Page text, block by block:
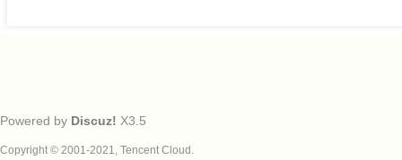
Powered by Discuz! X3.5
Copyright © 2001-2021, Tencent Cloud.